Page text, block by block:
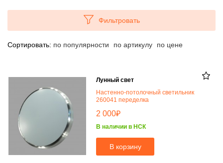
Фильтровать
Сортировать: по популярности по артикулу по цене
Лунный свет
Настенно-потолочный светильник
260041 переделка
2 000₽
В наличии в НСК
В корзину